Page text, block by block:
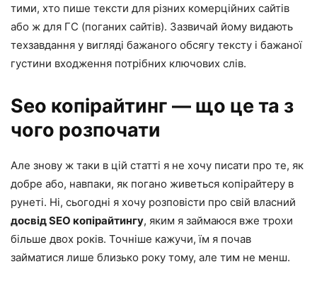
тими, хто пише тексти для різних комерційних сайтів
або ж для ГС (поганих сайтів). Зазвичай йому видають
техзавдання у вигляді бажаного обсягу тексту і бажаної
густини входження потрібних ключових слів.
Seo копірайтинг — що це та з
чого розпочати
Але знову ж таки в цій статті я не хочу писати про те, як
добре або, навпаки, як погано живеться копірайтеру в
рунеті. Ні, сьогодні я хочу розповісти про свій власний
досвід SEO копірайтингу, яким я займаюся вже трохи
більше двох років. Точніше кажучи, їм я почав
займатися лише близько року тому, але тим не менш.